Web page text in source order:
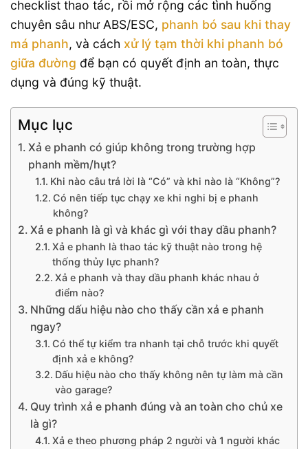
checklist thao tác, rồi mở rộng các tình huống
chuyên sâu như ABS/ESC, phanh bó sau khi thay
má phanh, và cách xử lý tạm thời khi phanh bó
giữa đường để bạn có quyết định an toàn, thực
dụng và đúng kỹ thuật.
Mục lục
Xả e phanh có giúp không trong trường hợp
phanh mềm/hụt?
Khi nào câu trả lời là “Có” và khi nào là “Không”?
Có nên tiếp tục chạy xe khi nghi bị e phanh
không?
Xả e phanh là gì và khác gì với thay dầu phanh?
Xả e phanh là thao tác kỹ thuật nào trong hệ
thống thủy lực phanh?
Xả e phanh và thay dầu phanh khác nhau ở
điểm nào?
Những dấu hiệu nào cho thấy cần xả e phanh
ngay?
Có thể tự kiểm tra nhanh tại chỗ trước khi quyết
định xả e không?
Dấu hiệu nào cho thấy không nên tự làm mà cần
vào garage?
Quy trình xả e phanh đúng và an toàn cho chủ xe
là gì?
Xả e theo phương pháp 2 người và 1 người khác